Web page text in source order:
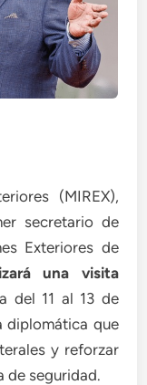
(MIREX),
secretario de
Exteriores de
una visita
del 11 al 13 de
diplomática que
y reforzar
de seguridad.